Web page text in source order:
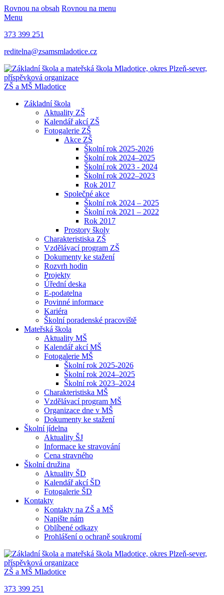
Rovnou na obsah Rovnou na menu
Menu
373 399 251
reditelna@zsamsmladotice.cz
ZŠ a MŠ Mladotice
Základní škola
Aktuality ZŠ
Kalendář akcí ZŠ
Fotogalerie ZŠ
Akce ZŠ
Školní rok 2025-2026
Školní rok 2024–2025
Školní rok 2023 - 2024
Školní rok 2022–2023
Rok 2017
Společné akce
Školní rok 2024 – 2025
Školní rok 2021 – 2022
Rok 2017
Prostory školy
Charakteristiska ZŠ
Vzdělávací program ZŠ
Dokumenty ke stažení
Rozvrh hodin
Projekty
Úřední deska
E-podatelna
Povinné informace
Kariéra
Školní poradenské pracoviště
Mateřská škola
Aktuality MŠ
Kalendář akcí MŠ
Fotogalerie MŠ
Školní rok 2025-2026
Školní rok 2024–2025
Školní rok 2023–2024
Charakteristiska MŠ
Vzdělávací program MŠ
Organizace dne v MŠ
Dokumenty ke stažení
Školní jídelna
Aktuality ŠJ
Informace ke stravování
Cena stravného
Školní družina
Aktuality ŠD
Kalendář akcí ŠD
Fotogalerie ŠD
Kontakty
Kontakty na ZŠ a MŠ
Napište nám
Oblíbené odkazy
Prohlášení o ochraně soukromí
ZŠ a MŠ Mladotice
373 399 251